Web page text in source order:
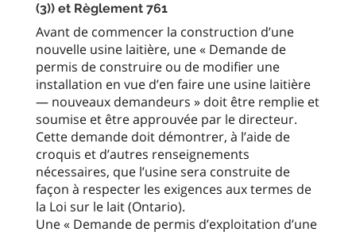
(3)) et Règlement 761
Avant de commencer la construction d’une
nouvelle usine laitière, une « Demande de
permis de construire ou de modifier une
installation en vue d’en faire une usine laitière
— nouveaux demandeurs » doit être remplie et
soumise et être approuvée par le directeur.
Cette demande doit démontrer, à l’aide de
croquis et d’autres renseignements
nécessaires, que l’usine sera construite de
façon à respecter les exigences aux termes de
la Loi sur le lait (Ontario).
Une « Demande de permis d’exploitation d’une